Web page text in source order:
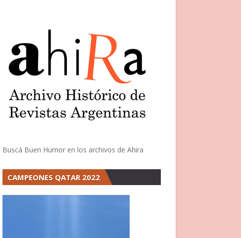
Buscá Buen Humor en los archivos de Ahira
CAMPEONES QATAR 2022